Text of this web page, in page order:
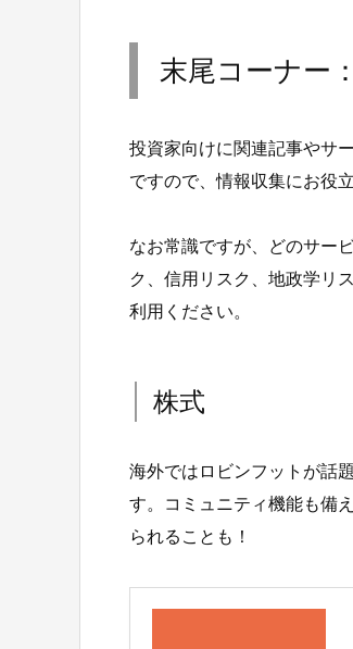
末尾コーナー
投資家向けに関連記事やサ
ですので、情報収集にお役
なお常識ですが、どのサー
ク、信用リスク、地政学リ
利用ください。
株式
海外ではロビンフットが話
す。コミュニティ機能も備
られることも！